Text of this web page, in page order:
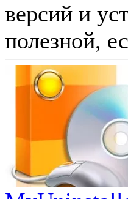
версий и
полезной,